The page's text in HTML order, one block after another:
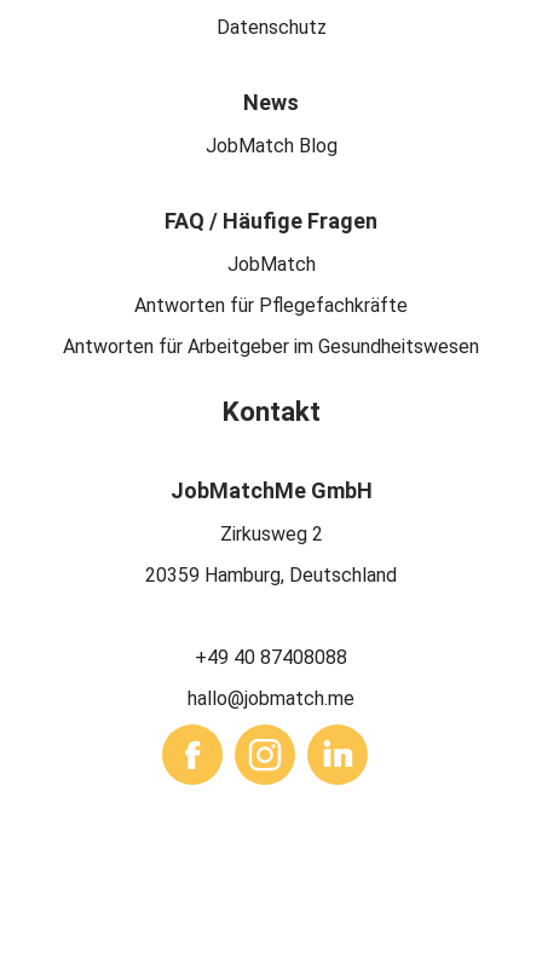
Datenschutz
News
JobMatch Blog
FAQ / Häufige Fragen
JobMatch
Antworten für Pflegefachkräfte
Antworten für Arbeitgeber im Gesundheitswesen
Kontakt
JobMatchMe GmbH
Zirkusweg 2
20359 Hamburg, Deutschland
+49 40 87408088
hallo@jobmatch.me